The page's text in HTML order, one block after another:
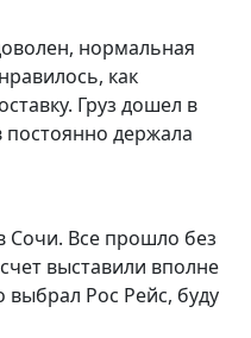
нормальная
как
Груз дошел в
постоянно держала
Сочи. Все прошло без
выставили вполне
Рос Рейс, буду